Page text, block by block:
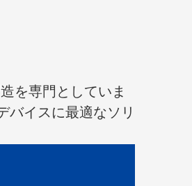
を専門としていま
バイスに最適なソリ